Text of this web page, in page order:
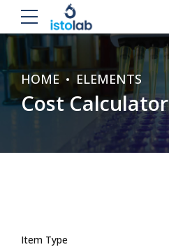
HOME ELEMENTS
Cost Calculator
Item Type